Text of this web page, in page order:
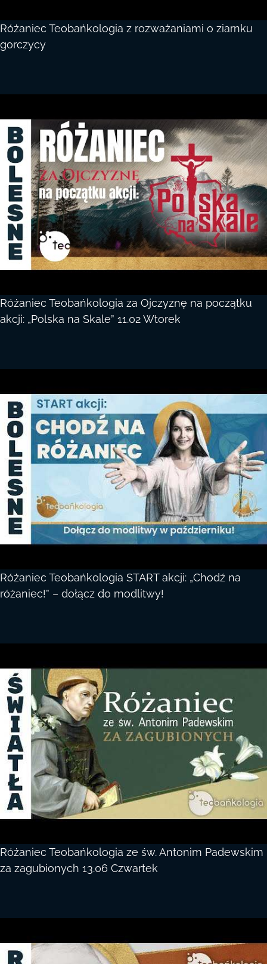
Różaniec Teobańkologia z rozważaniami o ziarnku
gorczycy
Różaniec Teobańkologia za Ojczyznę na początku
akcji: „Polska na Skale” 11.02 Wtorek
Różaniec Teobańkologia START akcji: „Chodź na
różaniec!” – dołącz do modlitwy!
Różaniec Teobańkologia ze św. Antonim Padewskim
za zagubionych 13.06 Czwartek